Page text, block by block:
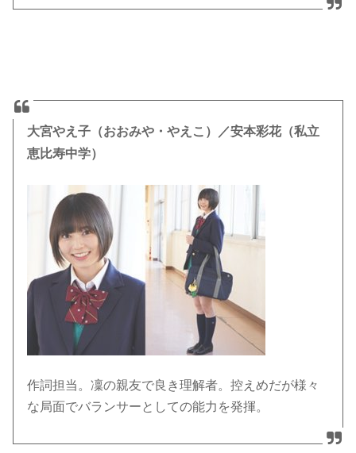
大宮やえ子（おおみや・やえこ）／安本彩花（私立
恵比寿中学）
作詞担当。凜の親友で良き理解者。控えめだが様々
な局面でバランサーとしての能力を発揮。